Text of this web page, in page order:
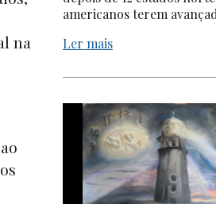
na
americanos terem
Ler mais